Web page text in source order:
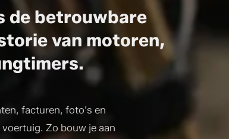
de betrouwbare
van motoren,
facturen, foto’s en
Zo bouw je aan